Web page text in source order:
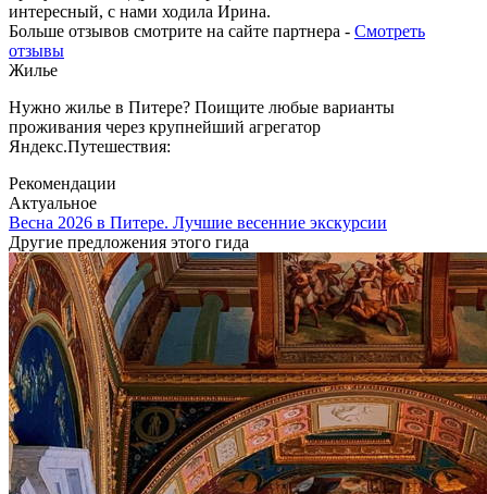
интересный, с нами ходила Ирина.
Больше отзывов смотрите на сайте партнера - Смотреть
отзывы
Жилье
Нужно жилье в Питере? Поищите любые варианты
проживания через крупнейший агрегатор
Яндекс.Путешествия:
Рекомендации
Актуальное
Весна 2026 в Питере. Лучшие весенние экскурсии
Другие предложения этого гида